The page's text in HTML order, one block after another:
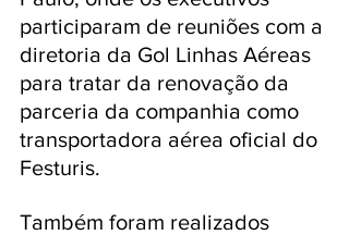
participaram de reuniões com a
diretoria da Gol Linhas Aéreas
para tratar da renovação da
parceria da companhia como
transportadora aérea oficial do
Festuris.
Também foram realizados